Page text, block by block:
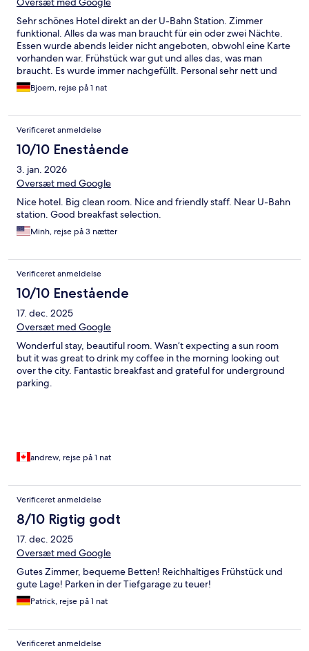
Sehr schönes Hotel direkt an der U-Bahn Station. Zimmer
funktional. Alles da was man braucht für ein oder zwei Nächte.
Essen wurde abends leider nicht angeboten, obwohl eine Karte
vorhanden war. Frühstück war gut und alles das, was man
braucht. Es wurde immer nachgefüllt. Personal sehr nett und
bemüht. Ich würde wieder kommen.
Bjoern, rejse på 1 nat
Verificeret anmeldelse
10/10 Enestående
3. jan. 2026
Oversæt med Google
Nice hotel. Big clean room. Nice and friendly staff. Near U-Bahn
station. Good breakfast selection.
Minh, rejse på 3 nætter
Verificeret anmeldelse
10/10 Enestående
17. dec. 2025
Oversæt med Google
Wonderful stay, beautiful room. Wasn’t expecting a sun room
but it was great to drink my coffee in the morning looking out
over the city. Fantastic breakfast and grateful for underground
parking.
andrew, rejse på 1 nat
Verificeret anmeldelse
8/10 Rigtig godt
17. dec. 2025
Oversæt med Google
Gutes Zimmer, bequeme Betten! Reichhaltiges Frühstück und
gute Lage! Parken in der Tiefgarage zu teuer!
Patrick, rejse på 1 nat
Verificeret anmeldelse